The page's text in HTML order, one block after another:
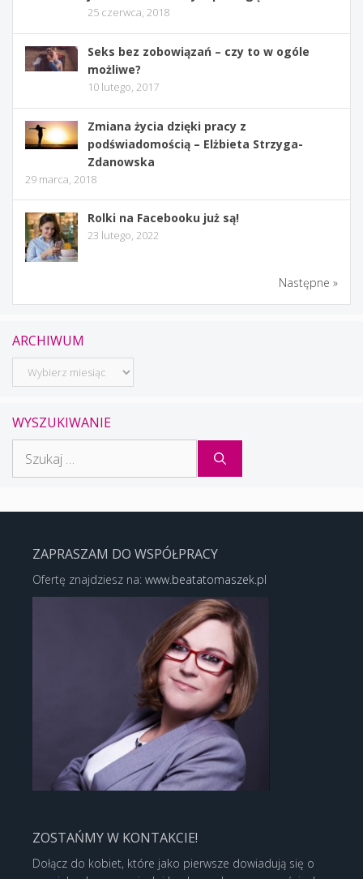
25 czerwca, 2018
Seks bez zobowiązań – czy to w ogóle
możliwe?
10 lutego, 2017
Zmiana życia dzięki pracy z
podświadomością – Elżbieta Strzyga-
Zdanowska
29 marca, 2018
Rolki na Facebooku już są!
23 lutego, 2022
Następne »
ARCHIWUM
Archiwum
WYSZUKIWANIE
ZAPRASZAM DO WSPÓŁPRACY
Ofertę znajdziesz na: www.beatatomaszek.pl
ZOSTAŃMY W KONTAKCIE!
Dołącz do kobiet, które jako pierwsze dowiadują się o